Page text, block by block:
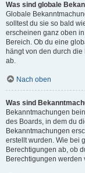
Was sind globale
Globale
solltest du sie so bald
erscheinen ganz oben
Bereich. Ob du eine
hängt von den durch
ab.
Nach oben
Was sind
Bekanntmachungen
des Boards, in dem du
Bekanntmachungen
erstellt wurden. Wie bei
Berechtigungen ab, ob
Berechtigungen